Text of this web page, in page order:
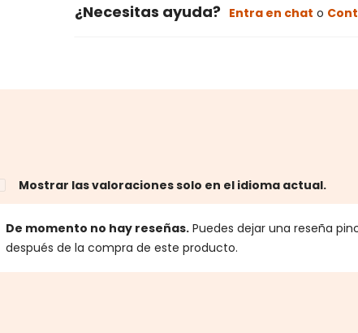
¿Necesitas ayuda? Entra en chat o
Mostrar las valoraciones solo en el idioma actual.
De momento no hay reseñas. Puedes dejar una reseña
después de la compra de este producto.